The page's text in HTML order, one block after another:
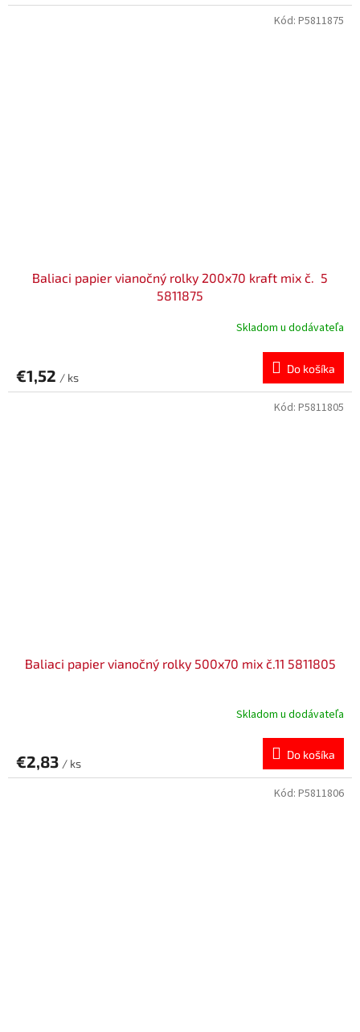
Baliaci papier vianočný rolky 200x70 kraft mix č. 5
5811875
Skladom u dodávateľa
€1,52 / ks
Do košíka
Kód: P5811875
Baliaci papier vianočný rolky 500x70 mix č.11 5811805
Skladom u dodávateľa
€2,83 / ks
Do košíka
Kód: P5811805
Kód: P5811806